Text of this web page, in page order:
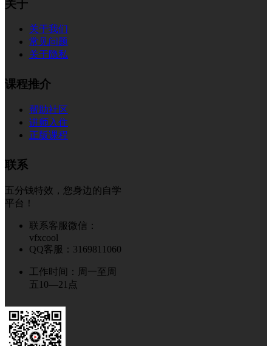
关于
关于我们
常见问题
关于隐私
课程推介
帮助社区
讲师入住
正版课程
联系
五分钱特效，您身边的自学
平台！
联系客服微信：
vfxcool
QQ客服：3169811060
工作时间：周一至周
五10—21点